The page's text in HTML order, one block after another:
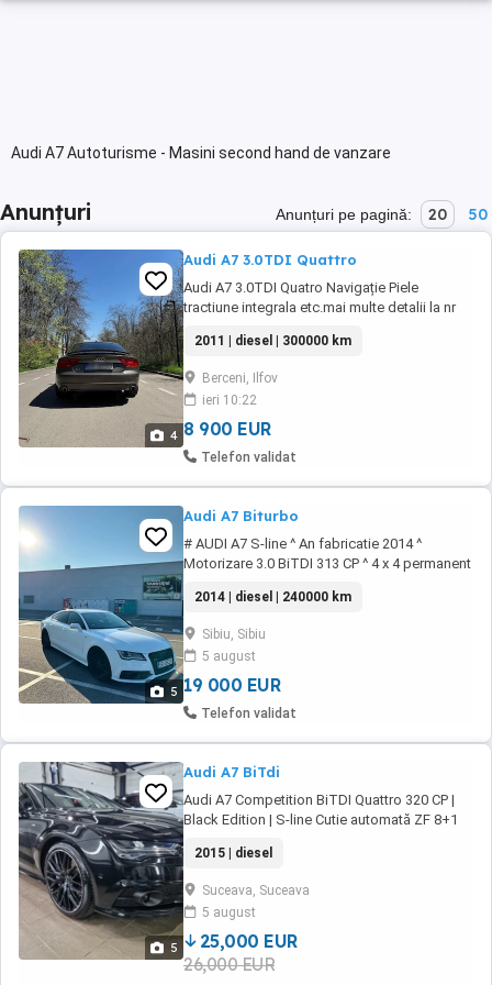
Audi A7 Autoturisme - Masini second hand de vanzare
Anunțuri Anunțuri pe pagină: 20 50
4
Audi A7 3.0TDI Quattro
Audi A7 3.0TDI Quatro Navigație Piele
tractiune integrala etc.mai multe detalii la nr
2011 | diesel | 300000 km
Berceni, Ilfov
ieri 10:22
8 900 EUR
Telefon validat
5
Audi A7 Biturbo
# AUDI A7 S-line ^ An fabricatie 2014 ^
Motorizare 3.0 BiTDI 313 CP ^ 4 x 4 permanent
240 mii km # Stare tehnica si estetica
exceptionala, distribuție schimbata, masina
nu are absolut nicio pierdere, discuri plăcuțe
noi față spate, practic nu există ...
2014 | diesel | 240000 km
Sibiu, Sibiu
5 august
19 000 EUR
Telefon validat
5
Audi A7 BiTdi
Audi A7 Competition BiTDI Quattro 320 CP |
Black Edition | S-line Cutie automată ZF 8+1
km REALI istoric AUDI online (ofer serie șasiu)
Înmatriculată nov. 2024 Dotări de top: Bang &
Olufsen Suspensie AER (Efficiency Comfort ...
2015 | diesel
Suceava, Suceava
5 august
25,000 EUR
26,000 EUR